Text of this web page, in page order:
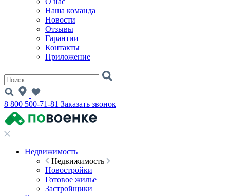
Наша команда
Новости
Отзывы
Гарантии
Контакты
Приложение
8 800 500-71-81 Заказать звонок
Недвижимость
Недвижимость
Новостройки
Готовое жилье
Застройщики